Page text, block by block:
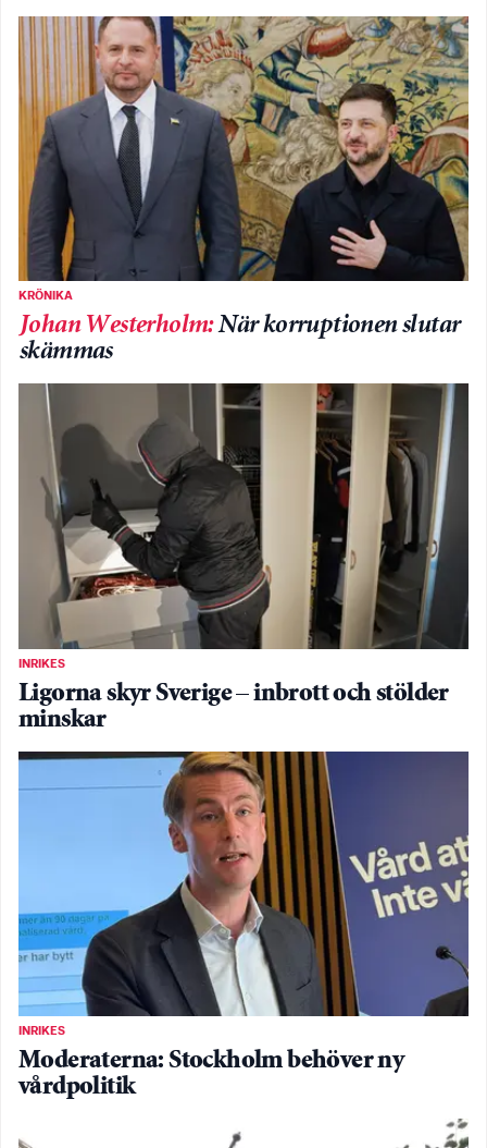
KRÖNIKA
Johan Westerholm:När korruptionen slutar
skämmas
INRIKES
Ligorna skyr Sverige – inbrott och stölder
minskar
INRIKES
Moderaterna: Stockholm behöver ny
vårdpolitik